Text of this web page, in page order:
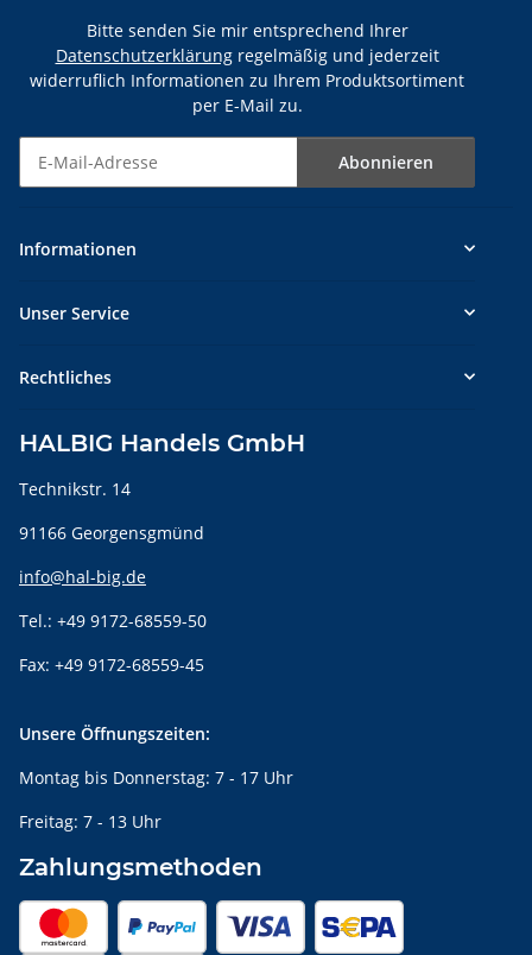
Bitte senden Sie mir entsprechend Ihrer
Datenschutzerklärungregelmäßig und jederzeit
widerruflich Informationen zu Ihrem Produktsortiment
per E-Mail zu.
Abonnieren
Informationen
Unser Service
Rechtliches
HALBIG Handels GmbH
Technikstr. 14
91166 Georgensgmünd
info@hal-big.de
Tel.: +49 9172-68559-50
Fax: +49 9172-68559-45
Unsere Öffnungszeiten:
Montag bis Donnerstag: 7 - 17 Uhr
Freitag: 7 - 13 Uhr
Zahlungsmethoden